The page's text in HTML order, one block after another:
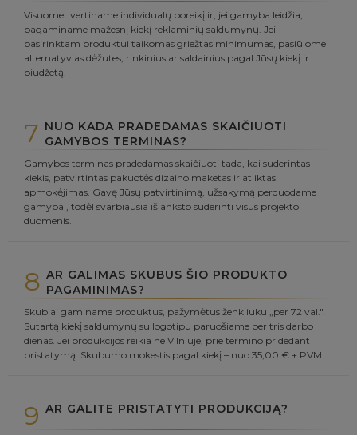
Visuomet vertiname individualų poreikį ir, jei gamyba leidžia,
pagaminame mažesnį kiekį reklaminių saldumynų. Jei
pasirinktam produktui taikomas griežtas minimumas, pasiūlome
alternatyvias dėžutes, rinkinius ar saldainius pagal Jūsų kiekį ir
biudžetą.
7 NUO KADA PRADEDAMAS SKAIČIUOTI
GAMYBOS TERMINAS?
Gamybos terminas pradedamas skaičiuoti tada, kai suderintas
kiekis, patvirtintas pakuotės dizaino maketas ir atliktas
apmokėjimas. Gavę Jūsų patvirtinimą, užsakymą perduodame
gamybai, todėl svarbiausia iš anksto suderinti visus projekto
duomenis.
8 AR GALIMAS SKUBUS ŠIO PRODUKTO
PAGAMINIMAS?
Skubiai gaminame produktus, pažymėtus ženkliuku „per 72 val.".
Sutartą kiekį saldumynų su logotipu paruošiame per tris darbo
dienas. Jei produkcijos reikia ne Vilniuje, prie termino pridedant
pristatymą. Skubumo mokestis pagal kiekį – nuo 35,00 € + PVM.
9 AR GALITE PRISTATYTI PRODUKCIJĄ?